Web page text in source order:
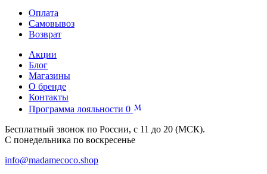
Оплата
Самовывоз
Возврат
Акции
Блог
Магазины
О бренде
Контакты
Программа лояльности 0
Бесплатный звонок по России, с 11 до 20 (МСК).
С понедельника по воскресенье
info@madamecoco.shop